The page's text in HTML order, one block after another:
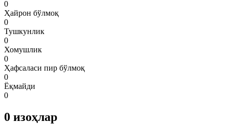
0
Ҳайрон бўлмоқ
0
Тушкунлик
0
Хомушлик
0
Ҳафсаласи пир бўлмоқ
0
Ёқмайди
0
0 изоҳлар